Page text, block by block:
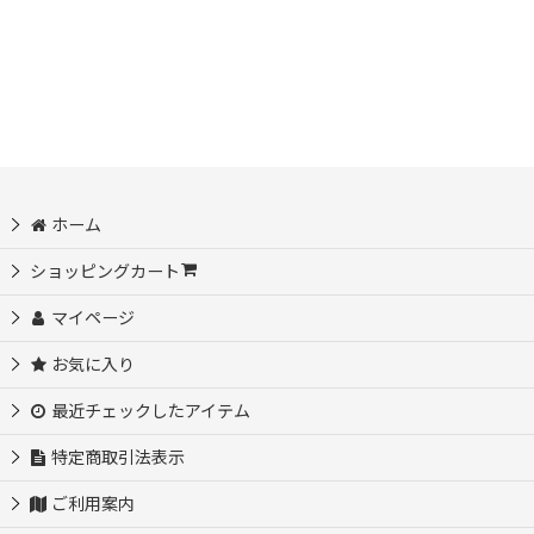
ホーム
ショッピングカート
マイページ
お気に入り
最近チェックしたアイテム
特定商取引法表示
ご利用案内